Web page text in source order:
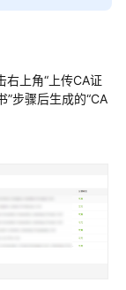
右上角“上传CA证
”步骤后生成的“CA